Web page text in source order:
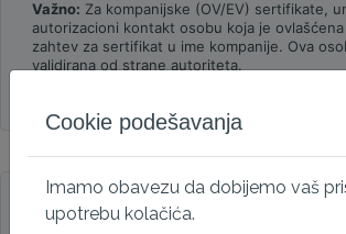
Važno: Za kompanijske (OV/EV) sertifikate,
autorizacioni kontakt osobu koja je
zahtev za sertifikat u ime kompanije. Ova
validirana od strane autoriteta.
Poslovni račun
Cookie podešavanja
Imamo obavezu da dobijemo vaš
upotrebu kolačića.